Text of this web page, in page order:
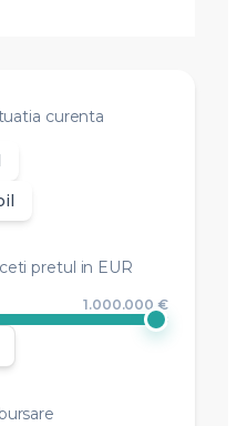
curenta
pretul in EUR
1.000.000 €